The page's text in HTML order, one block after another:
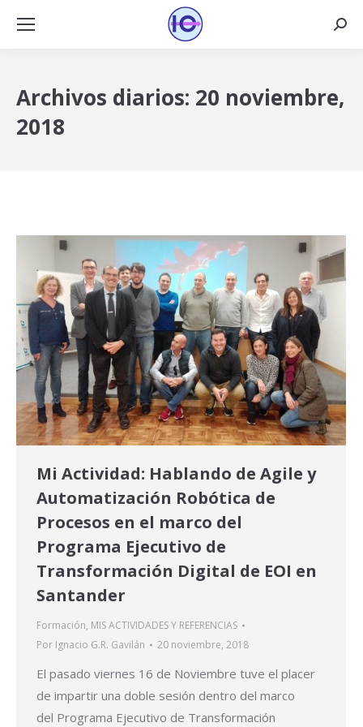
Archivos diarios: 20 noviembre,
2018
Mi Actividad: Hablando de Agile y
Automatización Robótica de
Procesos en el marco del
Programa Ejecutivo de
Transformación Digital de EOI en
Santander
Formación, MIS ACTIVIDADES Y REFERENCIAS
Por Ignacio G.R. Gavilán 20 noviembre, 2018
El pasado viernes 16 de Noviembre tuve el placer
de impartir una doble sesión dentro del marco
del Programa Ejecutivo de Transformación